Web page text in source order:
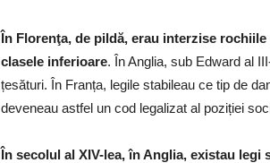
În Florenţa, de pildă, erau interzise
clasele inferioare. În Anglia, sub Edward al
țesături. În Franța, legile stabileau ce tip de
deveneau astfel un cod legalizat al poziției
În secolul al XIV-lea, în Anglia, existau